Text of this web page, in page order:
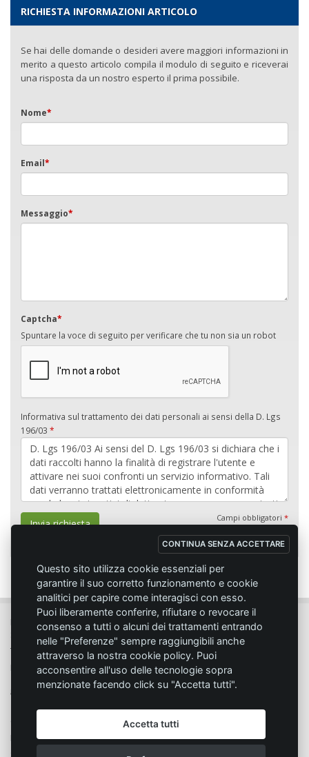
RICHIESTA INFORMAZIONI ARTICOLO
Se hai delle domande o desideri avere maggiori informazioni in
merito a questo articolo compila il modulo di seguito e riceverai
una risposta da un nostro esperto il prima possibile.
Nome*
Email*
Messaggio*
Captcha*
Spuntare la voce di seguito per verificare che tu non sia un robot
Informativa sul trattamento dei dati personali ai sensi della D. Lgs
196/03 *
Invia richiesta Campi obbligatori *
CONTINUA SENZA ACCETTARE
Questo sito utilizza cookie essenziali per
garantire il suo corretto funzionamento e cookie
analitici per capire come interagisci con esso.
Puoi liberamente conferire, rifiutare o revocare il
consenso a tutti o alcuni dei trattamenti entrando
nelle "Preferenze" sempre raggiungibili anche
attraverso la nostra cookie policy. Puoi
acconsentire all'uso delle tecnologie sopra
menzionate facendo click su "Accetta tutti".
Accetta tutti
MC SPORT MARKET LODI - Via del Lavoro, 14 - 26817 SAN MARTINO IN
STRADA (LO)
Tel. 0371.432774 - Fax 0371.432775 - Email:info@emmecisport.com
P.IVA 06749350150 - Iscriz. Trib. Lodi n° 4287 - C.C.I.A.A. n° 1122943
Modalità d'acquisto
Privacy
Cookie policy